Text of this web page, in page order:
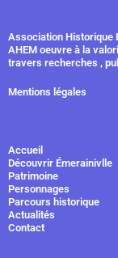
Association Historique
AHEM oeuvre à la
travers recherches ,
Mentions légales
Accueil
Découvrir Émerainivlle
Patrimoine
Personnages
Parcours historique
Actualités
Contact